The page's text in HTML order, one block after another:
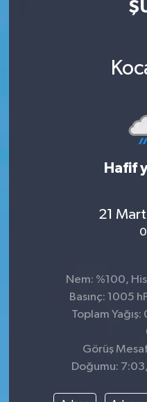
Hafif
21
Nem: %100,
Basınç: 1005
Toplam Yağış:
Görüş
Doğumu: 7:03,